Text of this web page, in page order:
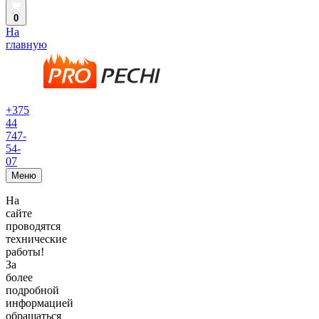
0
На
главную
+375
44
747-
54-
07
Меню
На
сайте
проводятся
технические
работы!
За
более
подробной
информацией
обращаться